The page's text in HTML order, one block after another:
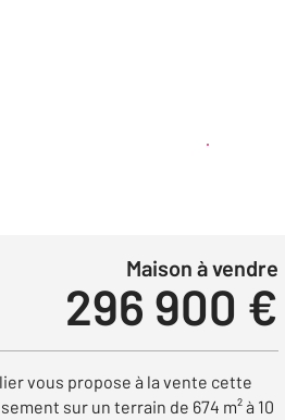
Créer une alerte
Maison à vendre
296 900 €
vous propose à la vente cette
sur un terrain de 674 m² à 10